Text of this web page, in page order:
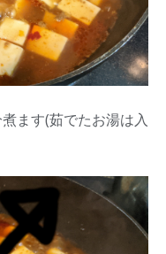
ます(茹でたお湯は入